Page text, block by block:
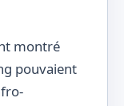
montré
pouvaient